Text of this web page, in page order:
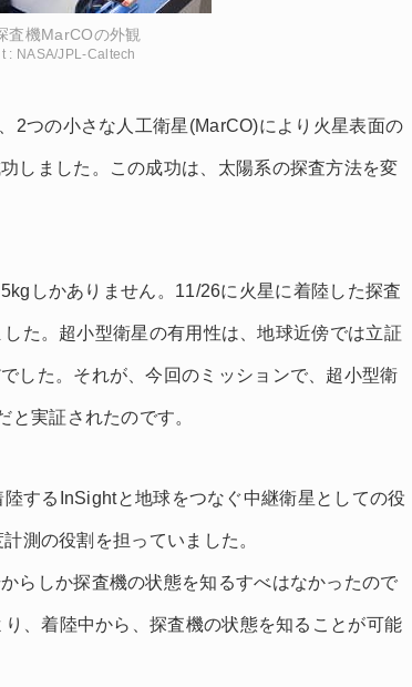
査機MarCOの外観
: NASA/JPL-Caltech
2つの小さな人工衛星(MarCO)により火星表面の
しました。この成功は、太陽系の探査方法を変
しかありません。11/26に火星に着陸した探査
た。超小型衛星の有用性は、地球近傍では立証
した。それが、今回のミッションで、超小型衛
実証されたのです。
するInSightと地球をつなぐ中継衛星としての役
測の役割を担っていました。
らしか探査機の状態を知るすべはなかったので
、着陸中から、探査機の状態を知ることが可能